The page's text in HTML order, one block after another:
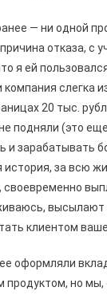
— ни одной
отказа, с
я ей
20 тыс.
подняли (это
и
за всю
клиентом
оформляли
но мы,